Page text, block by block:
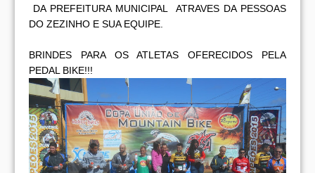
DA PREFEITURA MUNICIPAL ATRAVES DA PESSOAS
DO ZEZINHO E SUA EQUIPE.
BRINDES PARA OS ATLETAS OFERECIDOS PELA
PEDAL BIKE!!!